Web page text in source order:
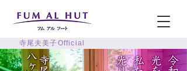
寺尾夫美子Official